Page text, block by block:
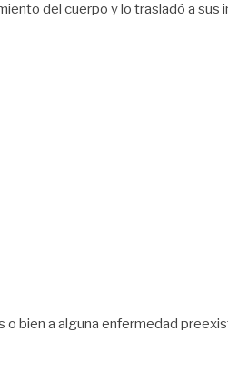
del cuerpo y lo trasladó a
bien a alguna enfermedad